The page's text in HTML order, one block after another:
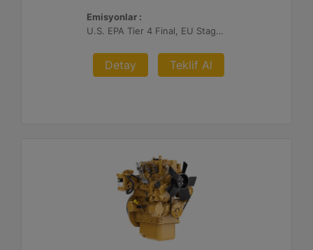
Emisyonlar :
U.S. EPA Tier 4 Final, EU Stage V
Detay Teklif Al